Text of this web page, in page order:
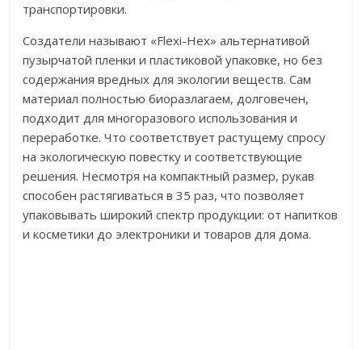
транспортировки.
Создатели называют «Flexi-Hex» альтернативой
пузырчатой пленки и пластиковой упаковке, но без
содержания вредных для экологии веществ. Сам
материал полностью биоразлагаем, долговечен,
подходит для многоразового использования и
переработке. Что соответствует растущему спросу
на экологическую повестку и соответствующие
решения. Несмотря на компактный размер, рукав
способен растягиваться в 35 раз, что позволяет
упаковывать широкий спектр продукции: от напитков
и косметики до электроники и товаров для дома.